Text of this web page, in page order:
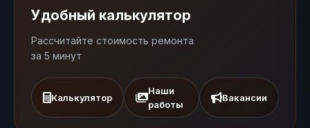
Удобный калькулятор
Рассчитайте стоимость ремонта
за 5 минут
Калькулятор
Наши
работы
Вакансии